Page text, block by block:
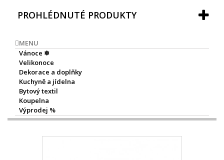
PROHLÉDNUTÉ PRODUKTY
MENU
Vánoce ❄
Velikonoce
Dekorace a doplňky
Kuchyně a jídelna
Bytový textil
Koupelna
Výprodej %